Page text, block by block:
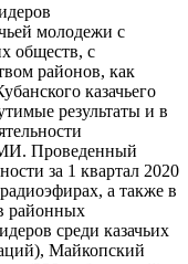
молодежи с
обществ, с
районов, как
казачьего
результаты и в
Проведенный
за 1 квартал 2020
а также в
районных
среди казачьих
Майкопский